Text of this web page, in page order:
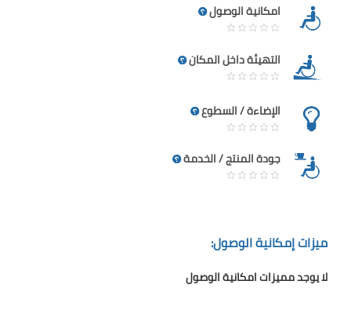
امكانية الوصول
التهيئة داخل المكان
الإضاءة / السطوع
جودة المنتج / الخدمة
ميزات إمكانية الوصول:
لا يوجد مميزات امكانية الوصول